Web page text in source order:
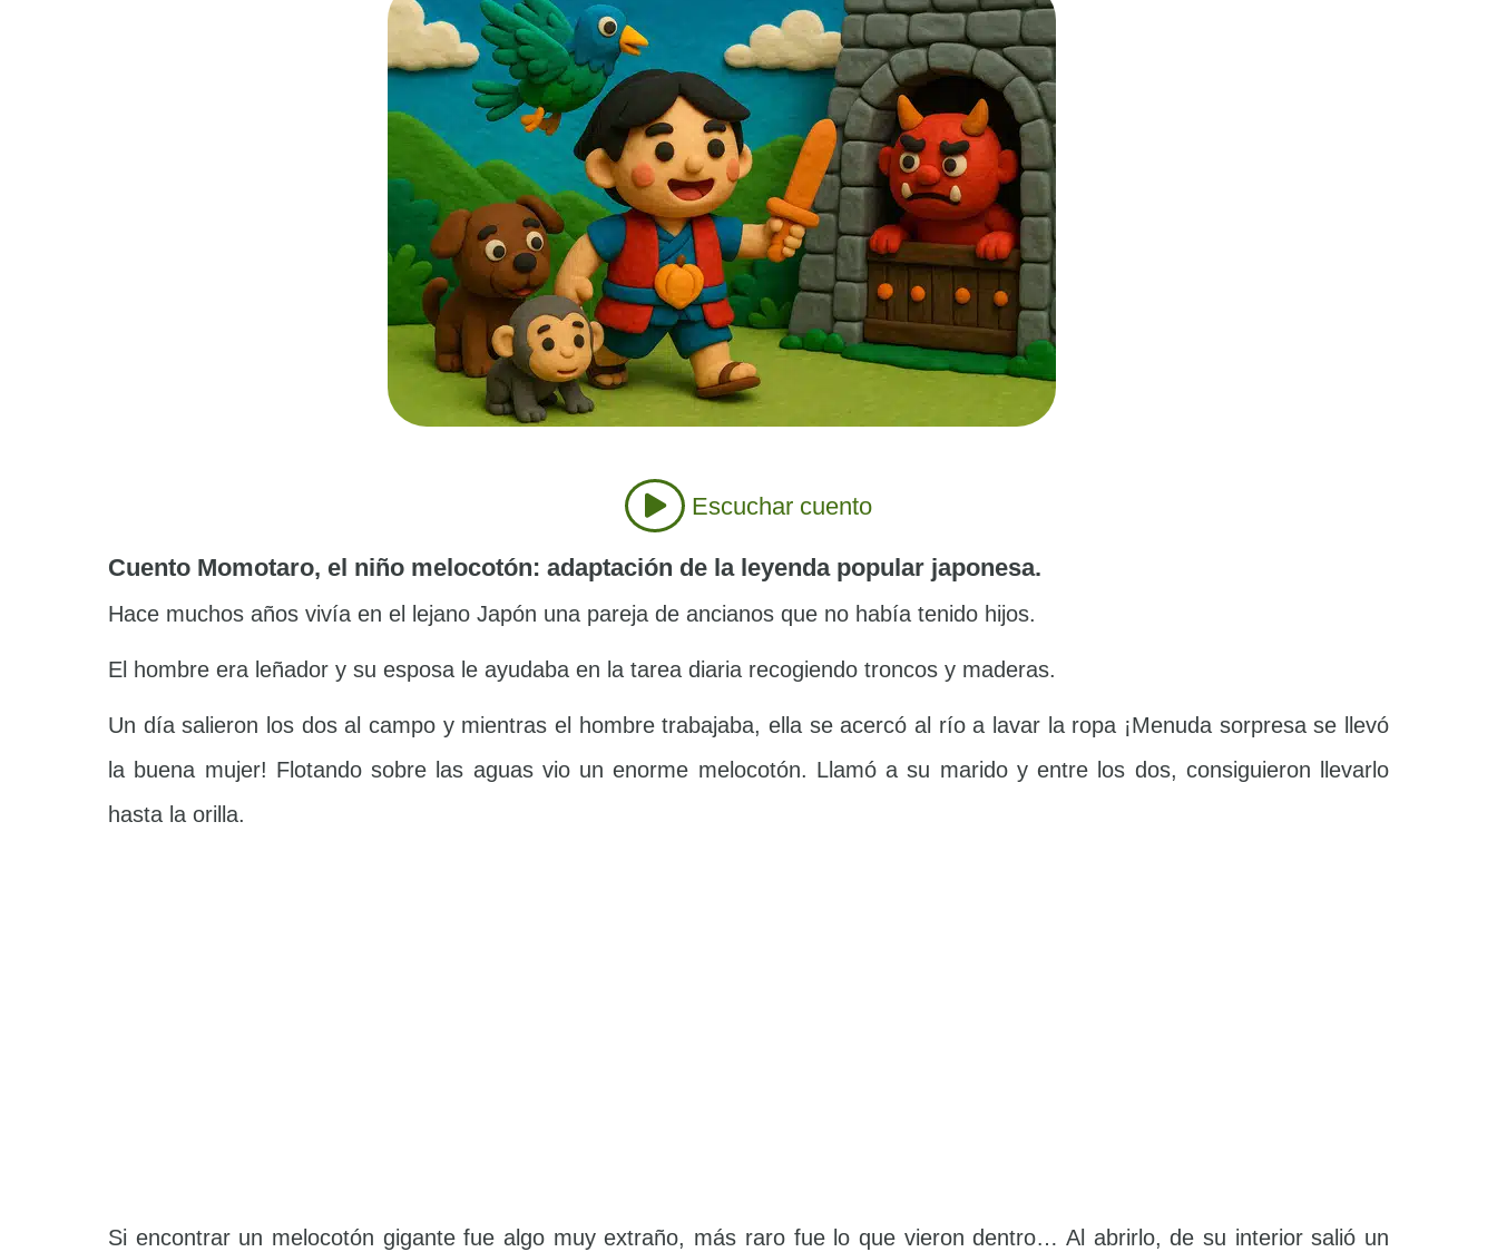
Escuchar cuento
Cuento Momotaro, el niño melocotón: adaptación de la leyenda popular japonesa.
Hace muchos años vivía en el lejano Japón una pareja de ancianos que no había tenido hijos.
El hombre era leñador y su esposa le ayudaba en la tarea diaria recogiendo troncos y maderas.
Un día salieron los dos al campo y mientras el hombre trabajaba, ella se acercó al río a lavar la ropa ¡Menuda sorpresa se llevó
la buena mujer! Flotando sobre las aguas vio un enorme melocotón. Llamó a su marido y entre los dos, consiguieron llevarlo
hasta la orilla.
Si encontrar un melocotón gigante fue algo muy extraño, más raro fue lo que vieron dentro… Al abrirlo, de su interior salió un